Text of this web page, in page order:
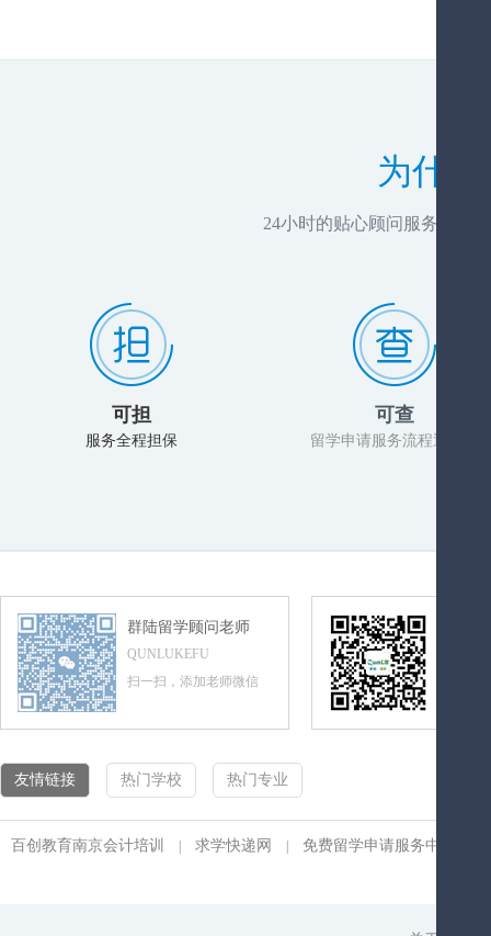
为什
24小时的贴心顾问服务，推
可担
服务全程担保
可查
留学申请服务流程透明化
群陆留学顾问老师
QUNLUKEFU
扫一扫，添加老师微信
友情链接 热门学校 热门专业
百创教育南京会计培训 求学快递网 免费留学申请服务中心